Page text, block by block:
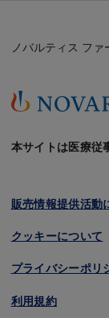
ノバルティス フ
本サイトは医療従
販売情報提供活動
クッキーについて
プライバシーポリ
利用規約